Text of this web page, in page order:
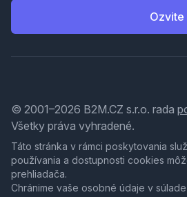
Ozvite
© 2001–2026 B2M.CZ s.r.o. rada
Všetky práva vyhradené.
Táto stránka v rámci poskytovania
používania a dostupnosti cookies
prehliadača.
Chránime vaše osobné údaje v